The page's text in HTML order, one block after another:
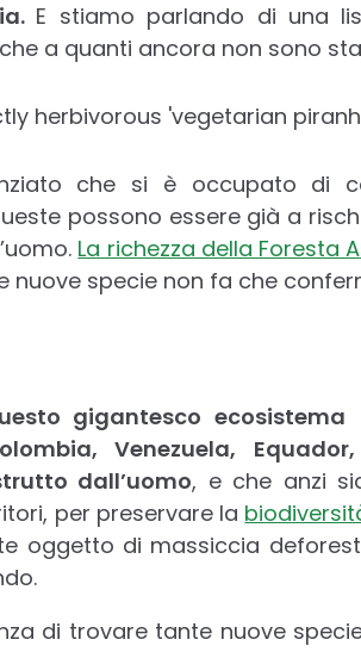
E stiamo parlando di una
a quanti ancora non sono
che si è occupato di
possono essere già a
La richezza della Foresta
nuove specie non fa che
gigantesco
Venezuela,
dall’uomo, e che anzi
per preservare la
oggetto di massiccia
di trovare tante nuove